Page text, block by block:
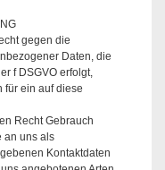
gegen die
Daten, die
f DSGVO erfolgt,
für ein auf diese
Recht Gebrauch
an uns als
Kontaktdaten